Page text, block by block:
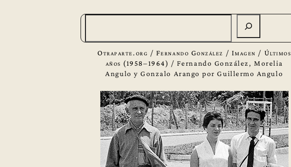
Otraparte.org / Fernando González / Imagen / Últimos
años (1958–1964) / Fernando González, Morelia
Angulo y Gonzalo Arango por Guillermo Angulo